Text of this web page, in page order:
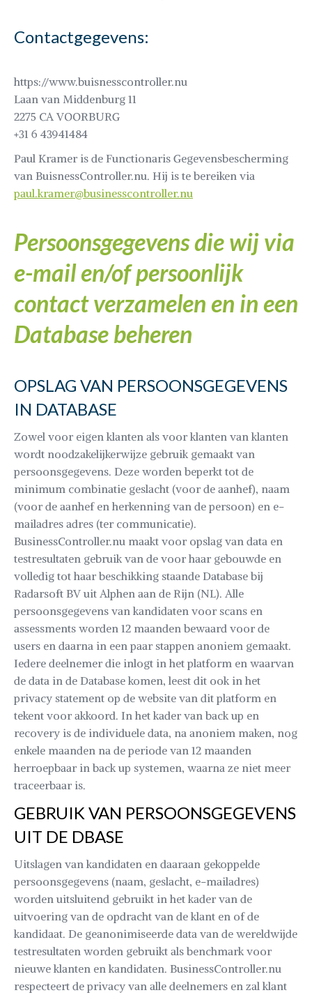
Contactgegevens:
https://www.buisnesscontroller.nu
Laan van Middenburg 11
2275 CA VOORBURG
+31 6 43941484
Paul Kramer is de Functionaris Gegevensbescherming
van BuisnessController.nu. Hij is te bereiken via
paul.kramer@businesscontroller.nu
Persoonsgegevens die wij via
e-mail en/of persoonlijk
contact verzamelen en in een
Database beheren
OPSLAG VAN PERSOONSGEGEVENS
IN DATABASE
Zowel voor eigen klanten als voor klanten van klanten
wordt noodzakelijkerwijze gebruik gemaakt van
persoonsgegevens. Deze worden beperkt tot de
minimum combinatie geslacht (voor de aanhef), naam
(voor de aanhef en herkenning van de persoon) en e-
mailadres adres (ter communicatie).
BusinessController.nu maakt voor opslag van data en
testresultaten gebruik van de voor haar gebouwde en
volledig tot haar beschikking staande Database bij
Radarsoft BV uit Alphen aan de Rijn (NL). Alle
persoonsgegevens van kandidaten voor scans en
assessments worden 12 maanden bewaard voor de
users en daarna in een paar stappen anoniem gemaakt.
Iedere deelnemer die inlogt in het platform en waarvan
de data in de Database komen, leest dit ook in het
privacy statement op de website van dit platform en
tekent voor akkoord. In het kader van back up en
recovery is de individuele data, na anoniem maken, nog
enkele maanden na de periode van 12 maanden
herroepbaar in back up systemen, waarna ze niet meer
traceerbaar is.
GEBRUIK VAN PERSOONSGEGEVENS
UIT DE DBASE
Uitslagen van kandidaten en daaraan gekoppelde
persoonsgegevens (naam, geslacht, e-mailadres)
worden uitsluitend gebruikt in het kader van de
uitvoering van de opdracht van de klant en of de
kandidaat. De geanonimiseerde data van de wereldwijde
testresultaten worden gebruikt als benchmark voor
nieuwe klanten en kandidaten. BusinessController.nu
respecteert de privacy van alle deelnemers en zal klant